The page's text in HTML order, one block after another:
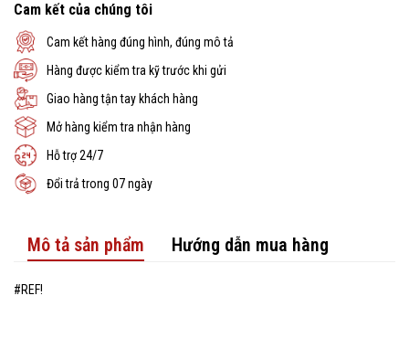
Cam kết của chúng tôi
Cam kết hàng đúng hình, đúng mô tả
Hàng được kiểm tra kỹ trước khi gửi
Giao hàng tận tay khách hàng
Mở hàng kiểm tra nhận hàng
Hỗ trợ 24/7
Đổi trả trong 07 ngày
Mô tả sản phẩm Hướng dẫn mua hàng
#REF!